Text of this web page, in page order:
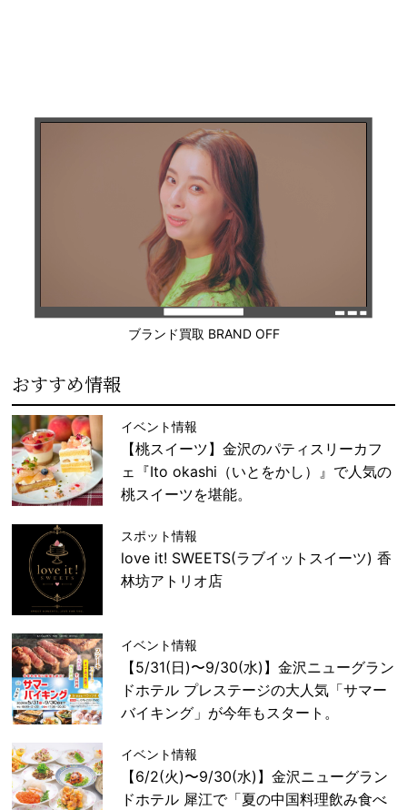
ブランド買取 BRAND OFF
おすすめ情報
イベント情報
【桃スイーツ】金沢のパティスリーカフ
ェ『Ito okashi（いとをかし）』で人気の
桃スイーツを堪能。
スポット情報
love it! SWEETS(ラブイットスイーツ) 香
林坊アトリオ店
イベント情報
【5/31(日)〜9/30(水)】金沢ニューグラン
ドホテル プレステージの大人気「サマー
バイキング」が今年もスタート。
イベント情報
【6/2(火)〜9/30(水)】金沢ニューグラン
ドホテル 犀江で「夏の中国料理飲み食べ